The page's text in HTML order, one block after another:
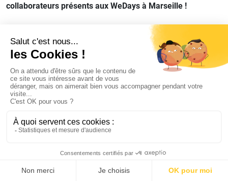
collaborateurs présents aux WeDays à Marseille !
Je déclare refuser les cookies de AT Internet